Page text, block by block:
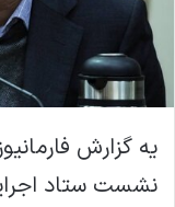
یه گزارش
نشست ستاد